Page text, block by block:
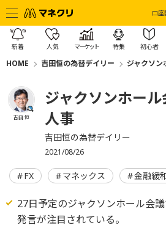
口座
新着 人気 マーケット 特集 初心者
HOME 吉田恒の為替デイリー ジャクソン
吉田 恒
ジャクソンホー
人事
吉田恒の為替デイリー
2021/08/26
FX マネックス 金融緩
27日予定のジャクソンホール会
発言が注目されている。